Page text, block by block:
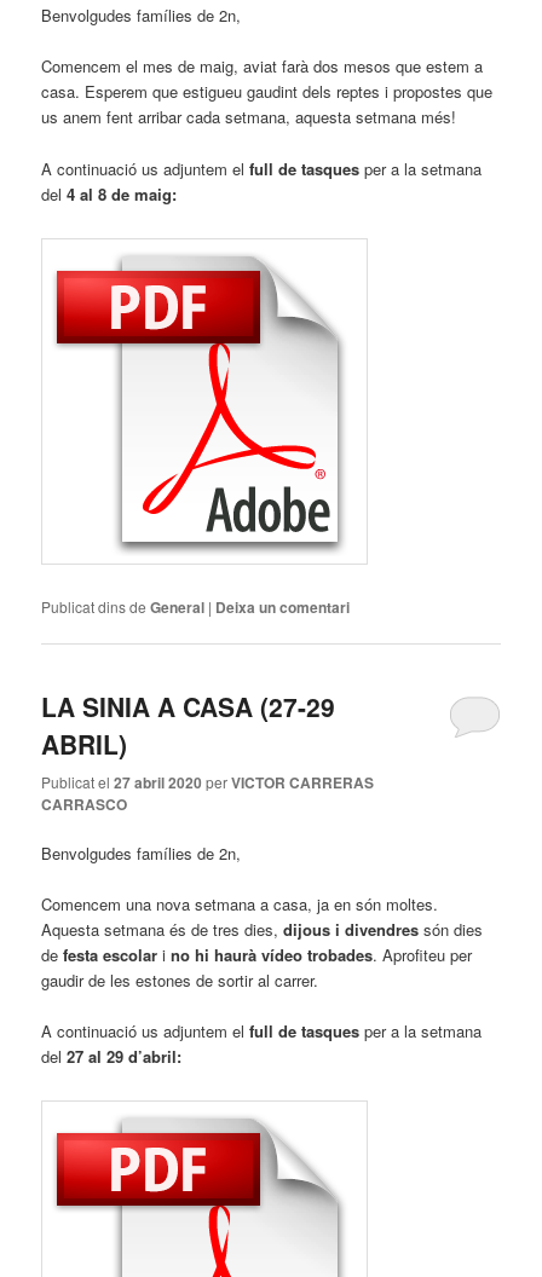
Benvolgudes famílies de 2n,
Comencem el mes de maig, aviat farà dos mesos que estem a
casa. Esperem que estigueu gaudint dels reptes i propostes que
us anem fent arribar cada setmana, aquesta setmana més!
A continuació us adjuntem elfull de tasques per a la setmana
del4 al 8 de maig:
Publicat dins de General | Deixa un comentari
LA SINIA A CASA (27-29
ABRIL)
Publicat el27 abril 2020 perVICTOR CARRERAS
CARRASCO
Benvolgudes famílies de 2n,
Comencem una nova setmana a casa, ja en són moltes.
Aquesta setmana és de tres dies,dijous i divendres són dies
defesta escolar ino hi haurà vídeo trobades. Aprofiteu per
gaudir de les estones de sortir al carrer.
A continuació us adjuntem elfull de tasques per a la setmana
del27 al 29 d’abril: